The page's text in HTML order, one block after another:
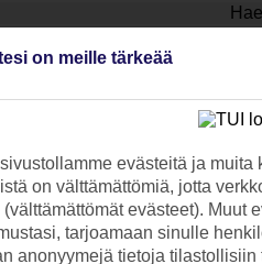
Hae
nopeasti ja helposti Porista
TUI-sovellus nyt!
Lataa sovellus kätevästi lukemalla
QR-koodi puhelimesi kameralla.
on meille tärkeää
evästeitä ja
on välttämättömiä, jotta
evästeet). Muut
tarjoamaan sinulle
anonyymejä tietoja